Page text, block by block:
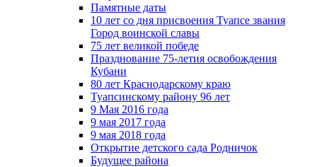
Памятные даты
10 лет со дня присвоения Туапсе звания
Город воинской славы
75 лет великой победе
Празднование 75-летия освобождения
Кубани
80 лет Краснодарскому краю
Туапсинскому району 96 лет
9 Мая 2016 года
9 мая 2017 года
9 мая 2018 года
Открытие детского сада Родничок
Будущее района